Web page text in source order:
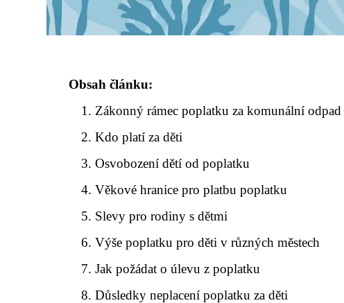
Obsah článku:
Zákonný rámec poplatku za komunální odpad
Kdo platí za děti
Osvobození dětí od poplatku
Věkové hranice pro platbu poplatku
Slevy pro rodiny s dětmi
Výše poplatku pro děti v různých městech
Jak požádat o úlevu z poplatku
Důsledky neplacení poplatku za děti